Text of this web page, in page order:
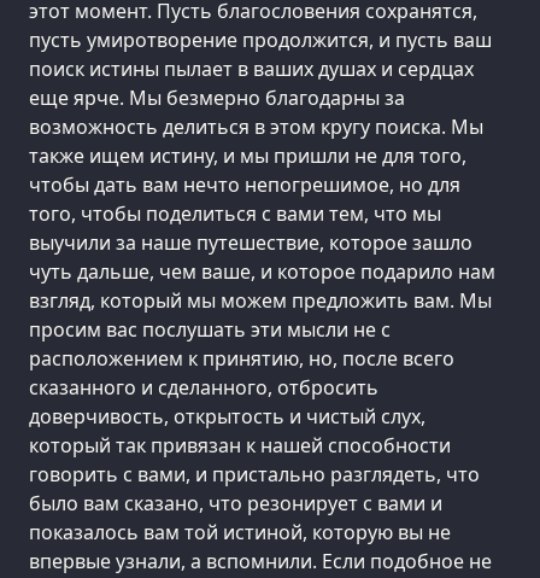
этот момент. Пусть благословения сохранятся,
пусть умиротворение продолжится, и пусть ваш
поиск истины пылает в ваших душах и сердцах
еще ярче. Мы безмерно благодарны за
возможность делиться в этом кругу поиска. Мы
также ищем истину, и мы пришли не для того,
чтобы дать вам нечто непогрешимое, но для
того, чтобы поделиться с вами тем, что мы
выучили за наше путешествие, которое зашло
чуть дальше, чем ваше, и которое подарило нам
взгляд, который мы можем предложить вам. Мы
просим вас послушать эти мысли не с
расположением к принятию, но, после всего
сказанного и сделанного, отбросить
доверчивость, открытость и чистый слух,
который так привязан к нашей способности
говорить с вами, и пристально разглядеть, что
было вам сказано, что резонирует с вами и
показалось вам той истиной, которую вы не
впервые узнали, а вспомнили. Если подобное не